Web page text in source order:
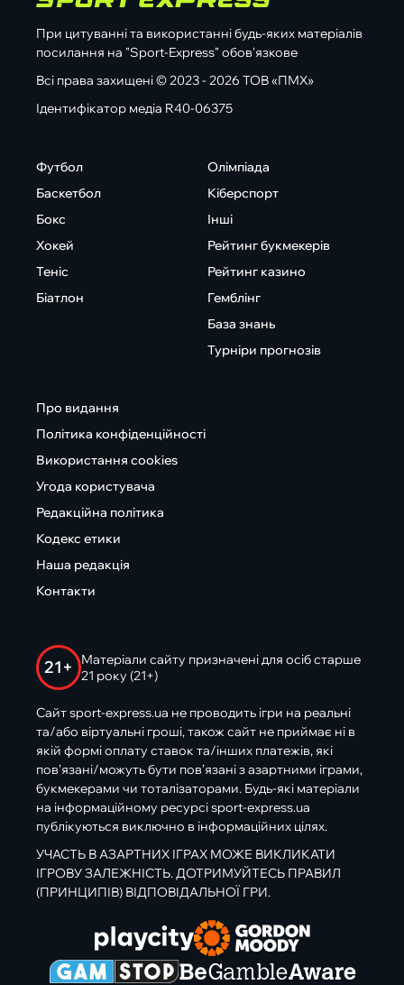
При цитуванні та використанні будь-яких матеріалів
посилання на "Sport-Express" обов'язкове
Всі права захищені © 2023 - 2026 ТОВ «ПМХ»
Ідентифікатор медіа R40-06375
Футбол
Баскетбол
Бокс
Хокей
Теніс
Біатлон
Олімпіада
Кіберспорт
Інші
Рейтинг букмекерів
Рейтинг казино
Гемблінг
База знань
Турніри прогнозів
Про видання
Політика конфіденційності
Використання cookies
Угода користувача
Редакційна політика
Кодекс етики
Наша редакція
Контакти
21+
Матеріали сайту призначені для осіб старше
21 року (21+)
Сайт sport-express.ua не проводить ігри на реальні
та/або віртуальні гроші, також сайт не приймає ні в
якій формі оплату ставок та/інших платежів, які
пов’язані/можуть бути пов’язані з азартними іграми,
букмекерами чи тоталізаторами. Будь-які матеріали
на інформаційному ресурсі sport-express.ua
публікуються виключно в інформаційних цілях.
УЧАСТЬ В АЗАРТНИХ ІГРАХ МОЖЕ ВИКЛИКАТИ
ІГРОВУ ЗАЛЕЖНІСТЬ. ДОТРИМУЙТЕСЬ ПРАВИЛ
(ПРИНЦИПІВ) ВІДПОВІДАЛЬНОЇ ГРИ.